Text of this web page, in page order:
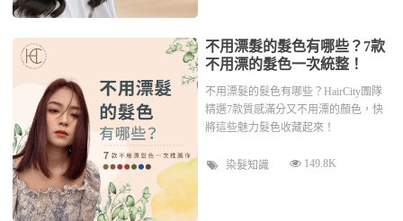
不用漂髮的髮色有哪些？7款
不用漂的髮色一次統整！
不用漂髮的髮色有哪些？HairCity團隊
精選7款質感滿分又不用漂的顏色，快
將這些魅力髮色收藏起來！
染髮知識 149.8K